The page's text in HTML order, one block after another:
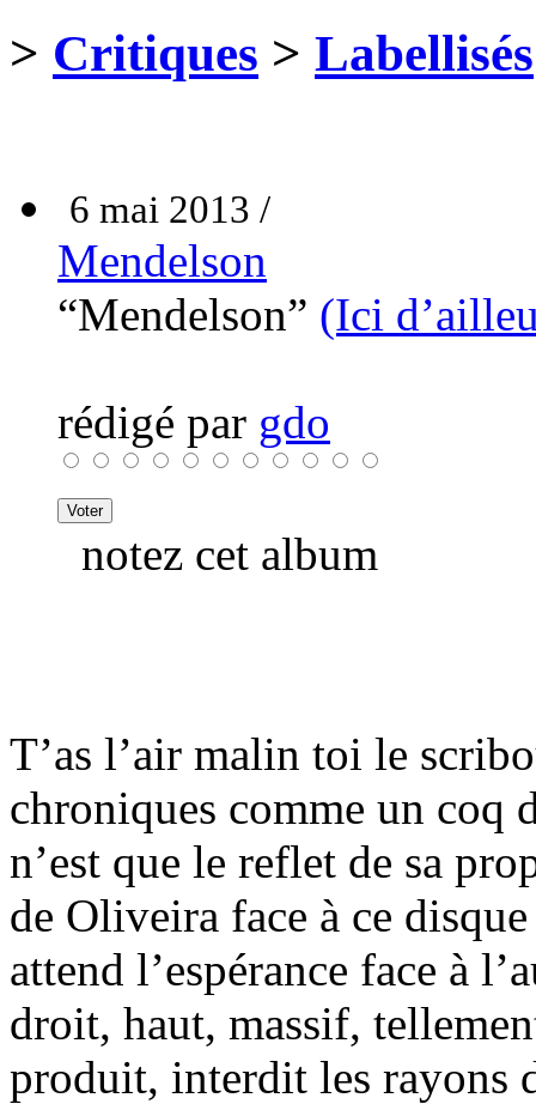
> Critiques > Labellisés
6 mai 2013 /
Mendelson
“Mendelson” (Ici
rédigé par gdo
notez cet album
T’as l’air malin toi le
chroniques comme un coq
n’est que le reflet de sa
de Oliveira face à ce
attend l’espérance face à
droit, haut, massif,
produit, interdit les rayons